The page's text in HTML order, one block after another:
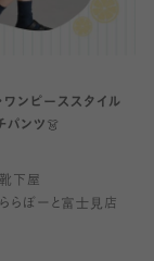
ワンピーススタイル
パンツ👗
靴下屋
ららぽーと富士見店